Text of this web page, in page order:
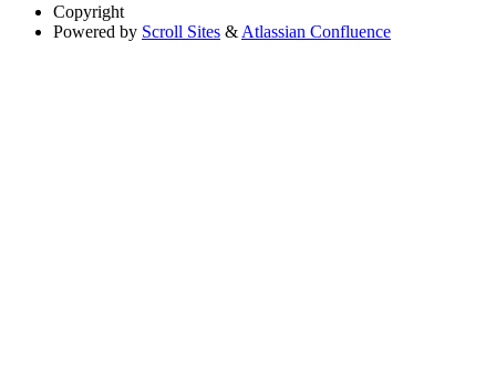
Copyright
Powered by Scroll Sites & Atlassian Confluence